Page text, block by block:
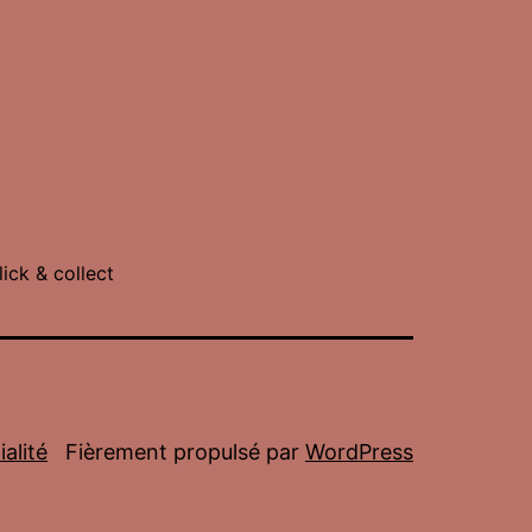
& collect
Fièrement propulsé par WordPress